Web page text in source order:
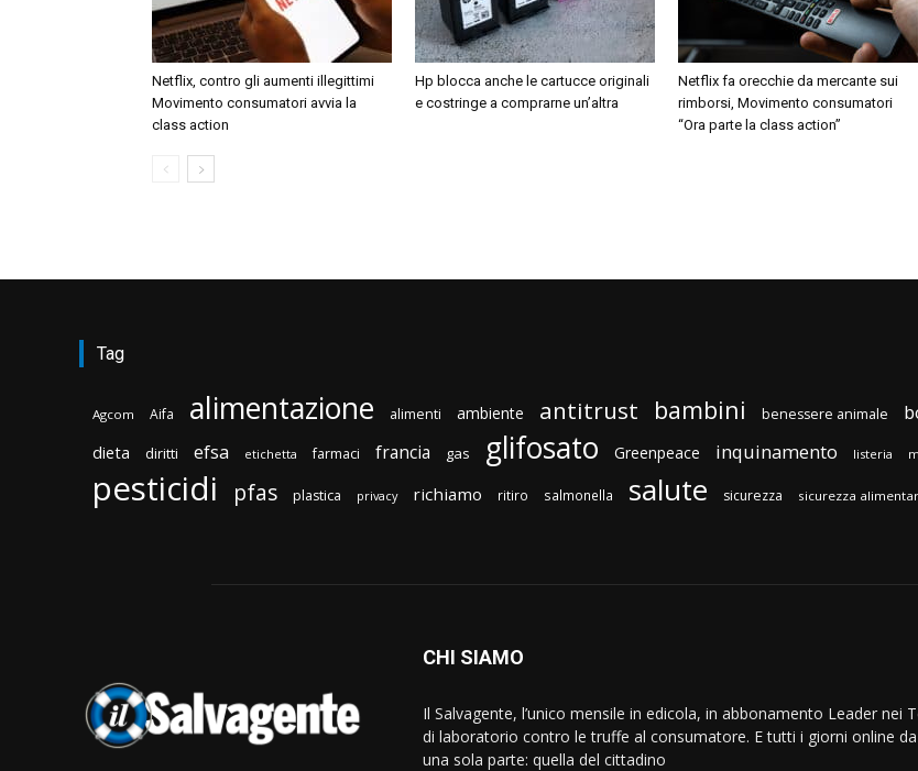
Netflix, contro gli aumenti illegittimi
Movimento consumatori avvia la
class action
Hp blocca anche le cartucce originali
e costringe a comprarne un’altra
Netflix fa orecchie da mercante sui
rimborsi, Movimento consumatori
“Ora parte la class action”
Tag
Agcom Aifa alimentazione alimenti ambiente antitrust bambini benessere animale
dieta diritti efsa etichetta farmaci francia gas glifosato Greenpeace inquinamento listeria
pesticidi pfas plastica privacy richiamo ritiro salmonella salute sicurezza sicurezza
CHI SIAMO
Il Salvagente, l’unico mensile in edicola, in abbonamento Leader nei
di laboratorio contro le truffe al consumatore. E tutti i giorni online da
una sola parte: quella del cittadino